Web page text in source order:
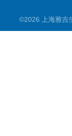
©2026 上海雅